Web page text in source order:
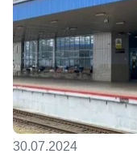
30.07.2024